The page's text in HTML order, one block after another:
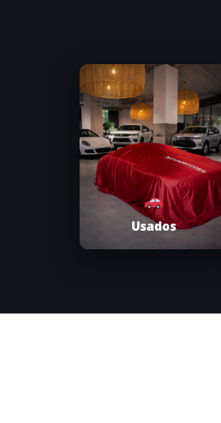
Usados